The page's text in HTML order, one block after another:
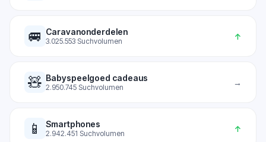
🚐 Caravanonderdelen
3.025.553 Suchvolumen ↑
🧸 Babyspeelgoed cadeaus
2.950.745 Suchvolumen →
📱 Smartphones
2.942.451 Suchvolumen ↑